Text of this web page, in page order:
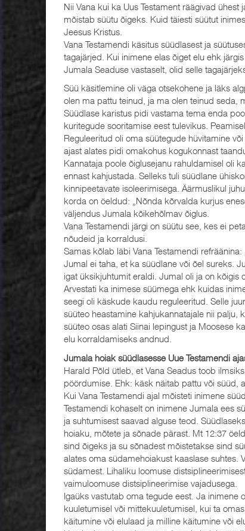
Nii Vana kui ka Uus Testament räägivad
mõistab süütu õigeks. Kuid täiesti süütut
Jeesus Kristus.
Vana Testamendi käsitus süüdlasest ja
tagajärjed. Kui inimene elas õiget elu ehk
Jumala Seaduse vastaselt, olid selle
Süü käsitlemine oli väga otsekohene ja läks
olen ma pattu teinud, ja ma olen teinud seda,
Süüdlase karistus pidi vastama tema enda
kuritegude sooritamise eest tulevikus.
Reguleeritud oli oma süütegude hüvitamine
ajast alates pidi omakohus kogukonnast
Kannataja poole õiglusejanu rahuldamisel oli
ennast kahjustada. Selleks tuli süüdlane
kinnipeetavate isoleerimisega. Äärmuslikul
korda on öeldud: „Nõnda kõrvalda kurjus
väljendus Jumala kõikehõlmav õiglus.
Vana Testamendi järgi on süütu see, kes ei
nõudeid ja korraldusi.
Samas kõlab läbi Vana Testamendi
Jumal ei taha, et ka süüdlane või õel sureks.
igat üksikjuhtumit eraldi. Jumal oli ja on kõigis
Arvestati ka inimese süümega ehk kuidas
seegi oli käskude kaudu reguleeritud. Selle
süüteo heastamine kahjukannatajale nii palju,
süüteo osas alati Siinai lepingust ja Moosese
elu korraldamiseks andnud.
Jumala hoiak süüdlasesse Uue Testamendi
Harald Põld ütleb, et Vana Seadus toob
pöördumise. Ehk: käsk näitab pattu või süüd,
Kui Vana Testamendi ajal mõisteti inimene
Testamendi kohaselt on inimene Jumala ees
ja suhtumisest saavad alguse teod.
hoiaku, mõtete ja sõnade pärast. Mt 12:37
sind õigeks ja su sõnadest mõistetakse sind
alates oma südamehoiakust kaaslase suhtes.
südamest. Lihaliku loomuse
vaimuloomuse distsiplineerimise vajadusega.
Igaüks vastutab oma tegude eest. Ja inimene
kuuletumisel või mittekuuletumisel, kui ta
käitumine või elulaad ja milline käitumine või